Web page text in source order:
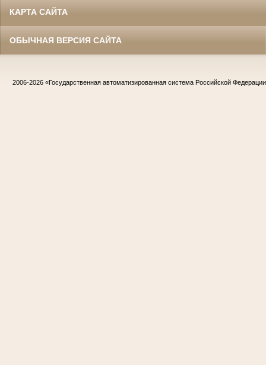
КАРТА САЙТА
ОБЫЧНАЯ ВЕРСИЯ САЙТА
2006-2026 «Государственная автоматизированная система Российской